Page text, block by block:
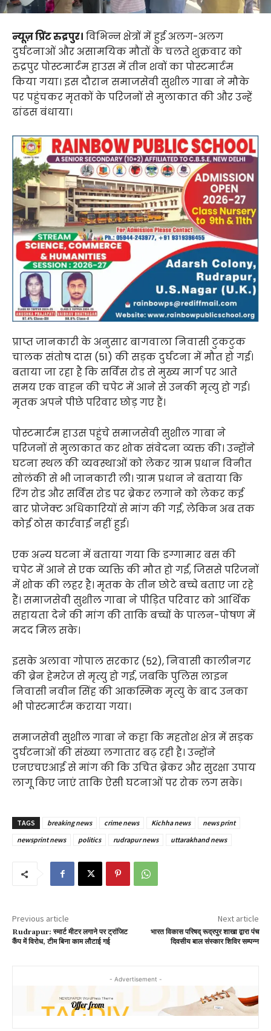
न्यूज़ प्रिंट रुद्रपुर। विभिन्न क्षेत्रों में हुई अलग-अलग
दुर्घटनाओं और असामयिक मौतों के चलते शुक्रवार को
रुद्रपुर पोस्टमार्टम हाउस में तीन शवों का पोस्टमार्टम
किया गया। इस दौरान समाजसेवी सुशील गाबा ने मौके
पर पहुंचकर मृतकों के परिजनों से मुलाकात की और उन्हें
ढांढस बंधाया।
प्राप्त जानकारी के अनुसार बागवाला निवासी टुकटुक
चालक संतोष दास (51) की सड़क दुर्घटना में मौत हो गई।
बताया जा रहा है कि सर्विस रोड से मुख्य मार्ग पर आते
समय एक वाहन की चपेट में आने से उनकी मृत्यु हो गई।
मृतक अपने पीछे परिवार छोड़ गए हैं।
पोस्टमार्टम हाउस पहुंचे समाजसेवी सुशील गाबा ने
परिजनों से मुलाकात कर शोक संवेदना व्यक्त की। उन्होंने
घटना स्थल की व्यवस्थाओं को लेकर ग्राम प्रधान विनीत
सोलंकी से भी जानकारी ली। ग्राम प्रधान ने बताया कि
रिंग रोड और सर्विस रोड पर ब्रेकर लगाने को लेकर कई
बार प्रोजेक्ट अधिकारियों से मांग की गई, लेकिन अब तक
कोई ठोस कार्रवाई नहीं हुई।
एक अन्य घटना में बताया गया कि डग्गामार बस की
चपेट में आने से एक व्यक्ति की मौत हो गई, जिससे परिजनों
में शोक की लहर है। मृतक के तीन छोटे बच्चे बताए जा रहे
हैं। समाजसेवी सुशील गाबा ने पीड़ित परिवार को आर्थिक
सहायता देने की मांग की ताकि बच्चों के पालन-पोषण में
मदद मिल सके।
इसके अलावा गोपाल सरकार (52), निवासी कालीनगर
की ब्रेन हेमरेज से मृत्यु हो गई, जबकि पुलिस लाइन
निवासी नवीन सिंह की आकस्मिक मृत्यु के बाद उनका
भी पोस्टमार्टम कराया गया।
समाजसेवी सुशील गाबा ने कहा कि महतोश क्षेत्र में सड़क
दुर्घटनाओं की संख्या लगातार बढ़ रही है। उन्होंने
एनएचएआई से मांग की कि उचित ब्रेकर और सुरक्षा उपाय
लागू किए जाएं ताकि ऐसी घटनाओं पर रोक लग सके।
TAGS breaking news crime news Kichha news
news print
newsprint news
politics rudrapur news uttarakhand news
Previous article
Rudrapur: स्मार्ट मीटर लगाने पर ट्रांजिट
कैंप में विरोध, टीम बिना काम लौटाई गई
Next article
भारत विकास परिषद् रूद्रपुर शाखा द्वारा पंच
दिवसीय बाल संस्कार शिविर सम्पन्न
- Advertisement -